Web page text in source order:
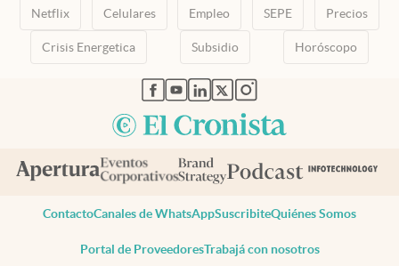
Netflix Celulares Empleo SEPE Precios
Crisis Energetica Subsidio Horóscopo
abre en nueva pestaña
abre en nueva pestaña
abre en nueva pestaña
abre en nueva pestaña
abre en nueva pestaña
ContactoCanales de WhatsAppSuscribiteQuiénes Somos
Portal de ProveedoresTrabajá con nosotros